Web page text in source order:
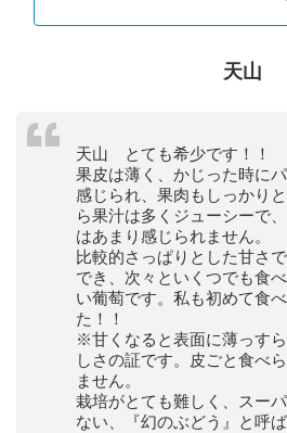
天山
天山 とても希少です！！
果皮は薄く、かじった時に
感じられ、果肉もしっかり
ら果汁は多くジューシーで
はあまり感じられません。
比較的さっぱりとした甘さ
でき、次々といくつでも食
い葡萄です。私も初めて食
た！！
※甘くなると表面に薄っす
しさの証です。皮ごと食べ
ません。
栽培がとても難しく、スー
ない、『幻のぶどう』と呼